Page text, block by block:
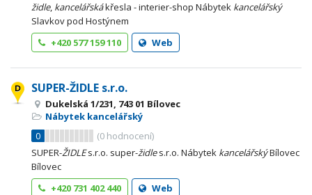
židle, kancelářskákřesla - interier-shop Nábytek kancelářský
Slavkov pod Hostýnem
+420 577 159 110
Web
SUPER-ŽIDLE s.r.o.
Dukelská 1/231, 743 01 Bílovec
Nábytek kancelářský
0
(0 hodnocení)
SUPER-ŽIDLEs.r.o. super-židles.r.o. Nábytek kancelářskýBílovec
Bílovec
+420 731 402 440
Web